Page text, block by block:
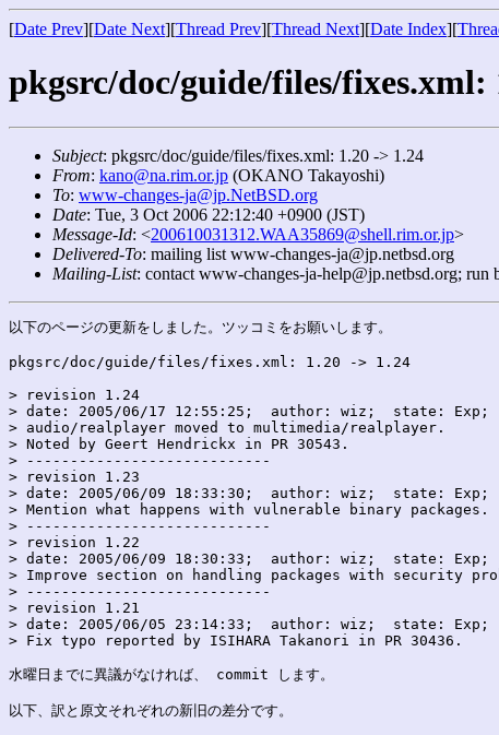
[Date Prev][Date Next][Thread Prev][Thread Next][Date Index][
pkgsrc/doc/guide/files/fixes.xml:
Subject: pkgsrc/doc/guide/files/fixes.xml: 1.20 -> 1.24
From: kano@na.rim.or.jp (OKANO Takayoshi)
To: www-changes-ja@jp.NetBSD.org
Date: Tue, 3 Oct 2006 22:12:40 +0900 (JST)
Message-Id: <200610031312.WAA35869@shell.rim.or.jp>
Delivered-To: mailing list www-changes-ja@jp.netbsd.org
Mailing-List: contact www-changes-ja-help@jp.netbsd.org; run
以下のページの更新をしました。ツッコミをお願いします。
pkgsrc/doc/guide/files/fixes.xml: 1.20 -> 1.24
> revision 1.24
> date: 2005/06/17 12:55:25;  author: wiz;  state:
> audio/realplayer moved to multimedia/realplayer.
> Noted by Geert Hendrickx in PR 30543.
> ----------------------------
> revision 1.23
> date: 2005/06/09 18:33:30;  author: wiz;  state:
> Mention what happens with vulnerable binary packages.
> ----------------------------
> revision 1.22
> date: 2005/06/09 18:30:33;  author: wiz;  state:
> Improve section on handling packages with security
> ----------------------------
> revision 1.21
> date: 2005/06/05 23:14:33;  author: wiz;  state:
> Fix typo reported by ISIHARA Takanori in PR 30436.
水曜日までに異議がなければ、 commit します。
以下、訳と原文それぞれの新旧の差分です。